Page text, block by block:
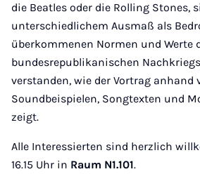
die Beatles oder die Rolling Stones,
unterschiedlichem Ausmaß als
überkommenen Normen und Werte
bundesrepublikanischen
verstanden, wie der Vortrag anhand
Soundbeispielen, Songtexten und
zeigt.
Alle Interessierten sind herzlich
16.15 Uhr in Raum N1.101.